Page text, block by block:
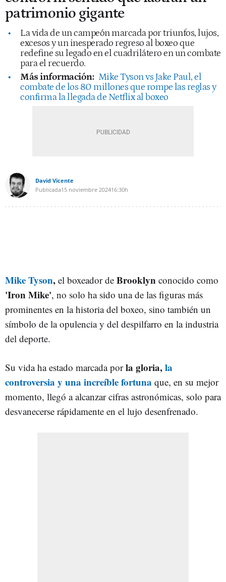
patrimonio gigante
La vida de un campeón marcada por triunfos, lujos,
excesos y un inesperado regreso al boxeo que
redefine su legado en el cuadrilátero en un combate
para el recuerdo.
Más información: Mike Tyson vs Jake Paul, el
combate de los 80 millones que rompe las reglas y
confirma la llegada de Netflix al boxeo
David Vicente
Publicada15 noviembre 202416:30h
Mike Tyson, el boxeador de Brooklyn conocido como
'Iron Mike', no solo ha sido una de las figuras más
prominentes en la historia del boxeo, sino también un
símbolo de la opulencia y del despilfarro en la industria
del deporte.
Su vida ha estado marcada porla gloria,la
controversia y una increíble fortuna que, en su mejor
momento, llegó a alcanzar cifras astronómicas, solo para
desvanecerse rápidamente en el lujo desenfrenado.